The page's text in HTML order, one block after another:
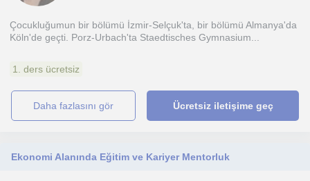
Çocukluğumun bir bölümü İzmir-Selçuk'ta, bir bölümü Almanya'da
Köln'de geçti. Porz-Urbach'ta Staedtisches Gymnasium...
1. ders ücretsiz
daha fazlasını gör Ücretsiz iletişime geç
Ekonomi Alanında Eğitim ve Kariyer Mentorluk